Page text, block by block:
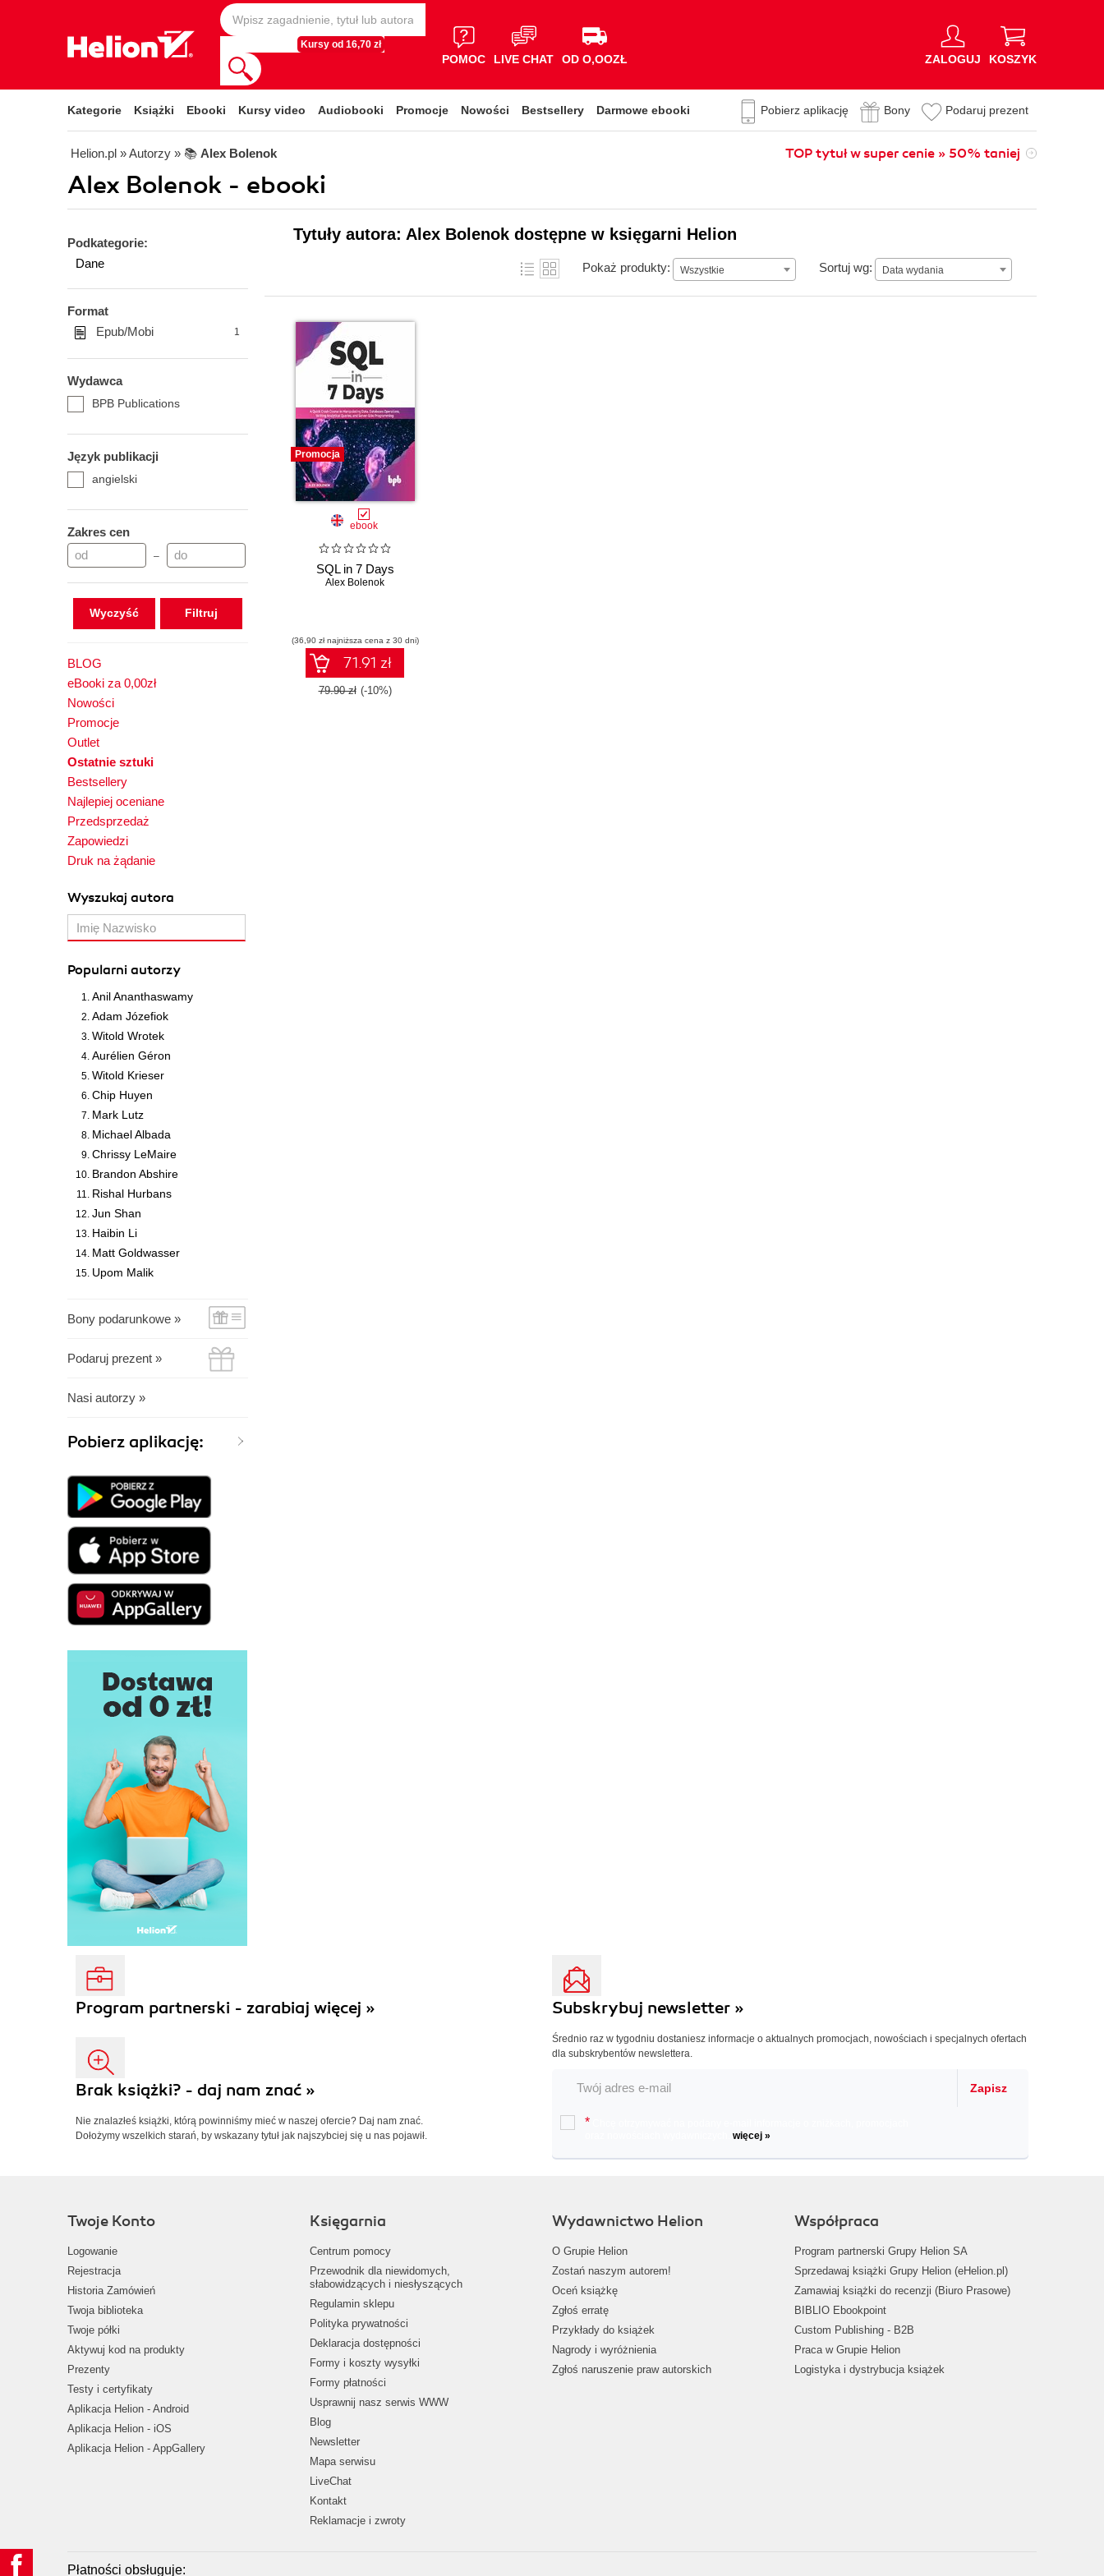
Kursy od 16,70 zł
POMOC LIVE CHAT OD O,OOZŁ ZALOGUJ KOSZYK
Kategorie Książki Ebooki Kursy video Audiobooki Promocje Nowości Bestsellery Darmowe ebooki Pobierz aplikację Bony Podaruj prezent
Helion.pl » Autorzy » 📚 Alex Bolenok TOP tytuł w super cenie » 50% taniej
Alex Bolenok - ebooki
Podkategorie:
Dane
Format
Epub/Mobi
1
Wydawca
BPB Publications
Język publikacji
angielski
Zakres cen
–
Wyczyść
BLOG
eBooki za 0,00zł
Nowości
Promocje
Outlet
Ostatnie sztuki
Bestsellery
Najlepiej oceniane
Przedsprzedaż
Zapowiedzi
Druk na żądanie
Wyszukaj autora
Popularni autorzy
Anil Ananthaswamy
Adam Józefiok
Witold Wrotek
Aurélien Géron
Witold Krieser
Chip Huyen
Mark Lutz
Michael Albada
Chrissy LeMaire
Brandon Abshire
Rishal Hurbans
Jun Shan
Haibin Li
Matt Goldwasser
Upom Malik
Bony podarunkowe »
Podaruj prezent »
Nasi autorzy »
Pobierz aplikację:
Tytuły autora: Alex Bolenok dostępne w księgarni Helion
Pokaż produkty: Wszystkie Sortuj wg: Data wydania
Data wydania
Promocja
ebook
SQL in 7 Days
Alex Bolenok
(36,90 zł najniższa cena z 30 dni)
71.91 zł
79.90 zł (-10%)
Program partnerski - zarabiaj więcej »
Brak książki? - daj nam znać »
Nie znalazłeś książki, którą powinniśmy mieć w naszej ofercie? Daj nam znać.
Dołożymy wszelkich starań, by wskazany tytuł jak najszybciej się u nas pojawił.
Subskrybuj newsletter »
Średnio raz w tygodniu dostaniesz informacje o aktualnych promocjach, nowościach i specjalnych ofertach
dla subskrybentów newslettera.
Zapisz
*
więcej »
Twoje Konto
Logowanie
Rejestracja
Historia Zamówień
Twoja biblioteka
Twoje półki
Aktywuj kod na produkty
Prezenty
Testy i certyfikaty
Aplikacja Helion - Android
Aplikacja Helion - iOS
Aplikacja Helion - AppGallery
Księgarnia
Centrum pomocy
Przewodnik dla niewidomych,
słabowidzących i niesłyszących
Regulamin sklepu
Polityka prywatności
Deklaracja dostępności
Formy i koszty wysyłki
Formy płatności
Usprawnij nasz serwis WWW
Blog
Newsletter
Mapa serwisu
LiveChat
Kontakt
Reklamacje i zwroty
Wydawnictwo Helion
O Grupie Helion
Zostań naszym autorem!
Oceń książkę
Zgłoś erratę
Przykłady do książek
Nagrody i wyróżnienia
Zgłoś naruszenie praw autorskich
Współpraca
Program partnerski Grupy Helion SA
Sprzedawaj książki Grupy Helion (eHelion.pl)
Zamawiaj książki do recenzji (Biuro Prasowe)
BIBLIO Ebookpoint
Custom Publishing - B2B
Praca w Grupie Helion
Logistyka i dystrybucja książek
Płatności obsługuje: